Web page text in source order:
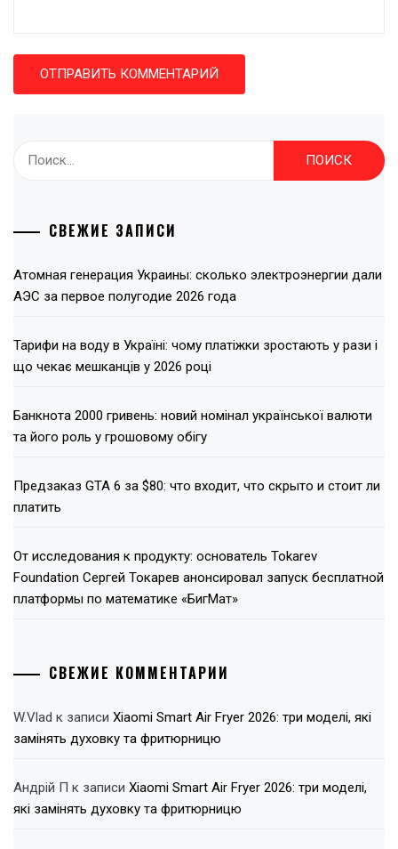
Найти:
СВЕЖИЕ ЗАПИСИ
Атомная генерация Украины: сколько электроэнергии дали
АЭС за первое полугодие 2026 года
Тарифи на воду в Україні: чому платіжки зростають у рази і
що чекає мешканців у 2026 році
Банкнота 2000 гривень: новий номінал української валюти
та його роль у грошовому обігу
Предзаказ GTA 6 за $80: что входит, что скрыто и стоит ли
платить
От исследования к продукту: основатель Tokarev
Foundation Сергей Токарев анонсировал запуск бесплатной
платформы по математике «БигМат»
СВЕЖИЕ КОММЕНТАРИИ
W.Vlad к записи Xiaomi Smart Air Fryer 2026: три моделі, які
замінять духовку та фритюрницю
Андрій П к записи Xiaomi Smart Air Fryer 2026: три моделі,
які замінять духовку та фритюрницю